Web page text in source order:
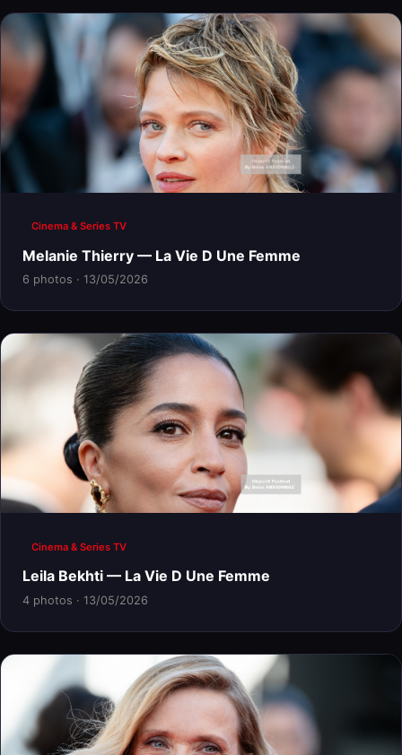
Cinema & Series TV
Melanie Thierry — La Vie D Une Femme
6 photos · 13/05/2026
Cinema & Series TV
Leila Bekhti — La Vie D Une Femme
4 photos · 13/05/2026